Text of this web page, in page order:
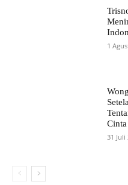
1
Cinta
31 Juli